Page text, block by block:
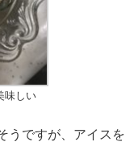
味しい
うですが、アイスを